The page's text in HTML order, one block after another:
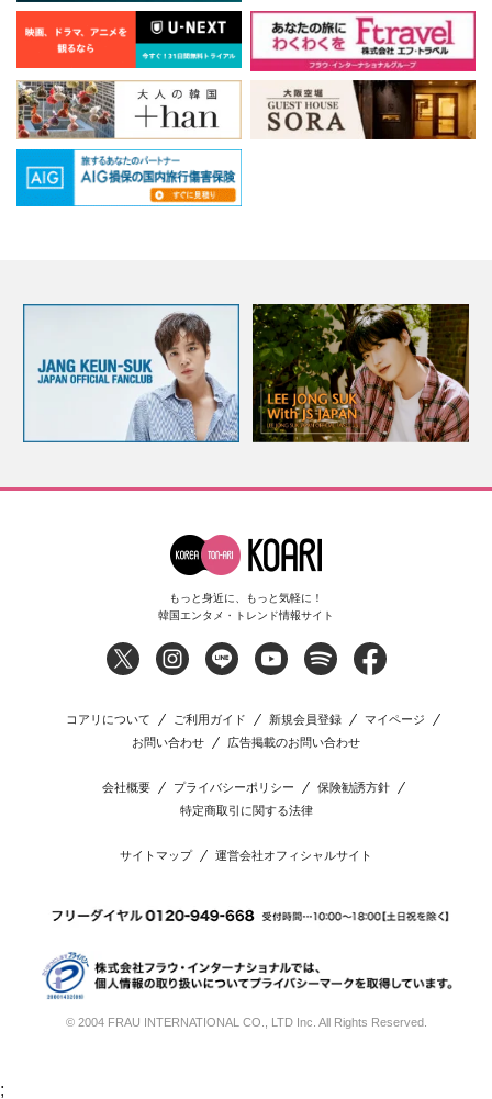
もっと身近に、もっと気軽に！
韓国エンタメ・トレンド情報サイト
コアリについて ご利用ガイド 新規会員登録
マイページ
お問い合わせ
広告掲載のお問い合わせ
会社概要 プライバシーポリシー
保険勧誘方針
特定商取引に関する法律
サイトマップ 運営会社オフィシャルサイト
© 2004 FRAU INTERNATIONAL CO., LTD Inc. All Rights Reserved.
;